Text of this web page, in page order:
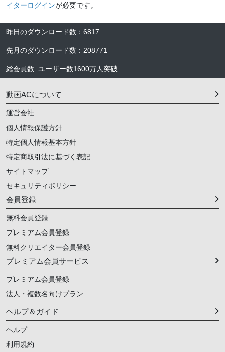
イターログインが必要です。
昨日のダウンロード数 ： 6817
先月のダウンロード数 ： 208771
総会員数 :ユーザー数1600万人 突破
動画ACについて
運営会社
個人情報保護方針
特定個人情報基本方針
特定商取引法に基づく表記
サイトマップ
セキュリティポリシー
会員登録
無料会員登録
プレミアム会員登録
無料クリエイター会員登録
プレミアム会員サービス
プレミアム会員登録
法人・複数名向けプラン
ヘルプ＆ガイド
ヘルプ
利用規約